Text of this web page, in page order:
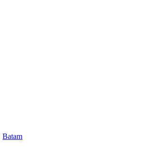
Batam